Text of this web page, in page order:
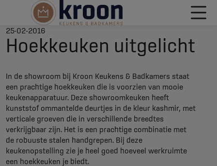
25-02-2016
Hoekkeuken uitgelicht
In de showroom bij Kroon Keukens & Badkamers staat
een prachtige hoekkeuken die is voorzien van mooie
keukenapparatuur. Deze showroomkeuken heeft
kunststof ommantelde deurtjes in de kleur kashmir, met
verticale groeven die in verschillende breedtes
verkrijgbaar zijn. Het is een prachtige combinatie met
de robuuste stalen handgrepen. Bij deze
keukenopstelling zie je heel goed hoeveel werkruimte
een hoekkeuken je biedt.